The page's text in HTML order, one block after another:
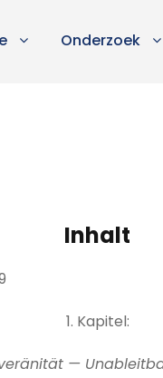
Onderzoek
Inhalt
1. Kapitel:
—